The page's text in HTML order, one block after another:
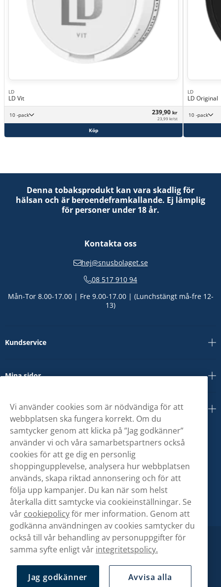
LD
LD Vit
10 -pack 239,90 kr
23,99 kr/st
Köp
LD
LD Original
10 -pack
Denna tobaksprodukt kan vara skadlig för
hälsan och är beroendeframkallande. Ej lämplig
för personer under 18 år.
Kontakta oss
hej@snusbolaget.se
08 517 910 94
Mån-Tor 8.00-17.00 | Fre 9.00-17.00 | (Lunchstängt må-fre 12-
13)
Kundservice
Mina sidor
Om oss
Vi använder cookies som är nödvändiga för att
webbplatsen ska fungera korrekt. Om du
samtycker genom att klicka på ”Jag godkänner”
använder vi och våra samarbetspartners också
cookies för att ge dig en personlig
shoppingupplevelse, analysera hur webbplatsen
används, skapa riktad annonsering och för att
följa upp kampanjer. Du kan när som helst
återkalla ditt samtycke via cookieinställningar. Se
vår cookiepolicyför mer information. Genom att
godkänna användningen av cookies samtycker du
också till vår behandling av personuppgifter för
samma syfte enligt vår integritetspolicy.
Jag godkänner Avvisa alla